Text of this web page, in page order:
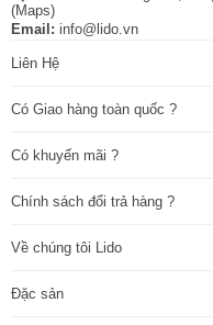
(Maps)
Email: info@lido.vn
Liên Hệ
Có Giao hàng toàn quốc ?
Có khuyến mãi ?
Chính sách đổi trả hàng ?
Về chúng tôi Lido
Đặc sản